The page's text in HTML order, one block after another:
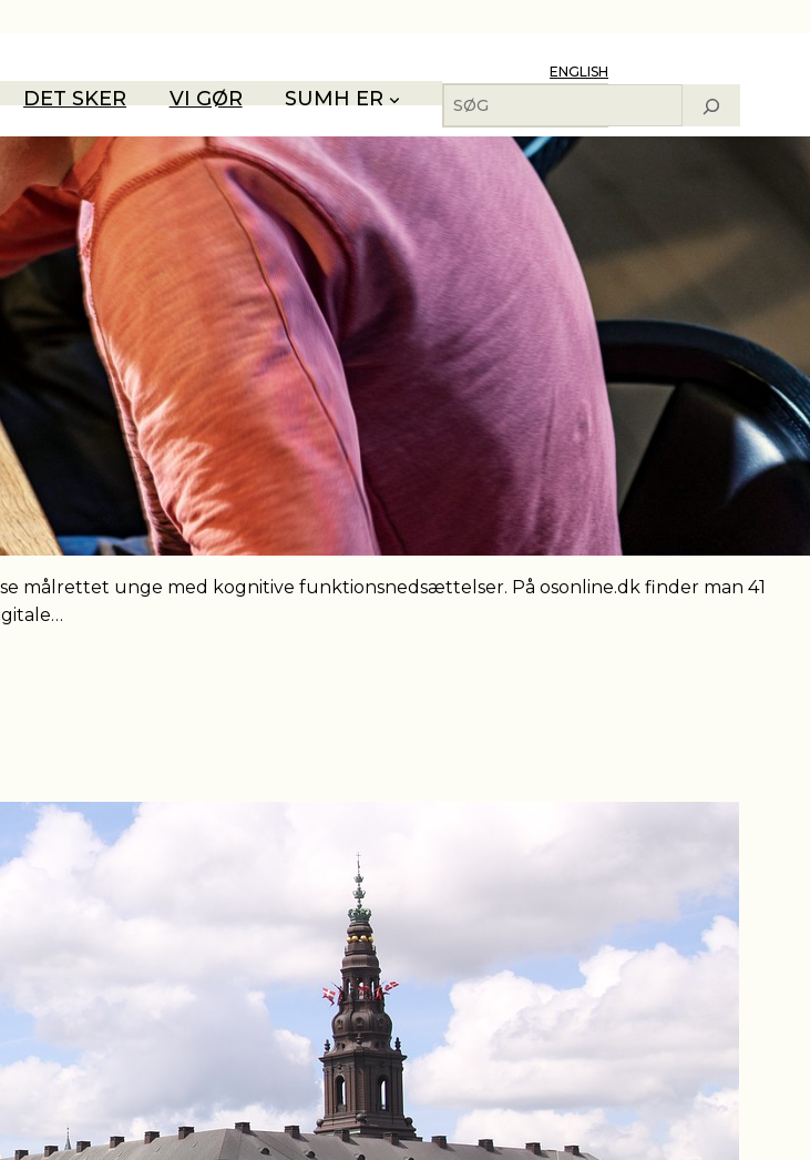
DET SKER VI GØR SUMH ER
ENGLISH
Søg
målrettet unge med kognitive funktionsnedsættelser. På osonline.dk finder man 41